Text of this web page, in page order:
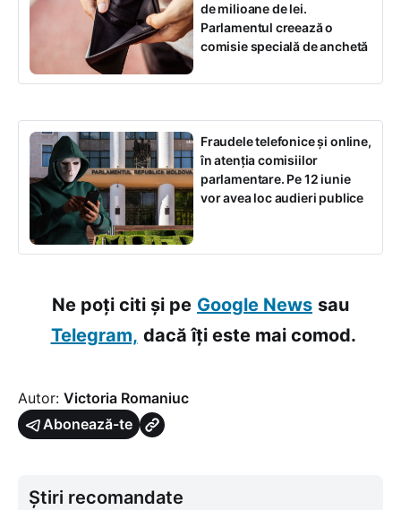
de milioane de lei.
Parlamentul creează o
comisie specială de anchetă
Fraudele telefonice și online,
în atenția comisiilor
parlamentare. Pe 12 iunie
vor avea loc audieri publice
Ne poți citi și pe Google News sau
Telegram, dacă îți este mai comod.
Autor: Victoria Romaniuc
Abonează-te
Știri recomandate